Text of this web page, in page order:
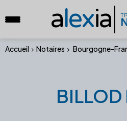
alexia
Accueil Notaires Bourgogne-
BILLOD